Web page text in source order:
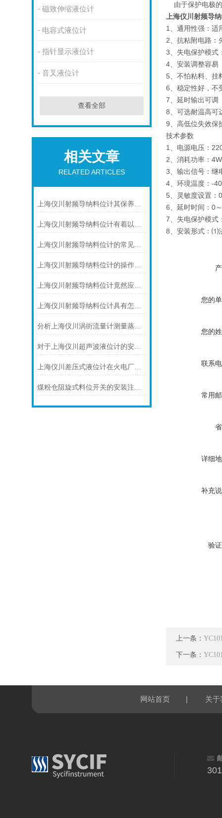
磁致伸缩液位计
电容式液位计
指针显示液位计
音叉液位计
查看全部
相关文章
RELATED ARTICLES
上海仪川射频导纳料位计其保养是很有讲究的
上海仪川射频导纳料位计有着以下几大技术特点
上海仪川射频导纳料位计的常见问题及解决方法如下
上海仪川射频导纳料位计的操作小技巧
上海仪川射频导纳料位计竟然应用如此广泛
上海仪川射频导纳料位计具有怎样的特点呢？
分析上海仪川涡街流量计测量蒸汽的三种方式
对于上海仪川超声波液位计的安装原理你可知晓！
上海仪川差压式液位计在火电厂脱硫石膏液密度测量的应用
煤粉仓阻旋式料位开关的安装注意事项
由于保护电极的
上海仪川射频导
1、通用性强：适
2、抗粘附电路：
3、失电保护模式
4、安装调整容易
5、不怕粘料、挂
6、稳定性好，不
7、延时输出可调
8、可选耐温高
9、高低位失效保
技术参数
1、电源电压：
2、消耗功率：
3、输出信号：继
4、环境温度：-
5、灵敏度设置：
6、延时时间：0
7、失电保护模式
8、安装形式：⑴
您的
您的
联系
常用
详细
补充
验
上一条：
下一条：
网站首页 | 关于